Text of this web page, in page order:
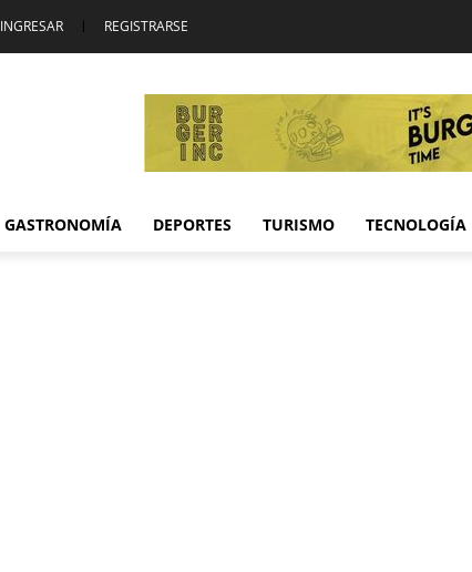
INGRESAR | REGISTRARSE
GASTRONOMÍA DEPORTES TURISMO TECNOLOGÍA